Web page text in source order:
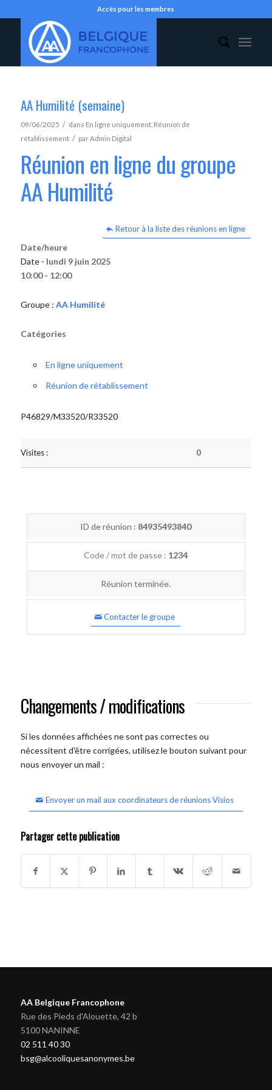
Accès pour les membres
AA Humilité (semaine)
09/06/2025 / dans En ligne uniquement, Réunion de
rétablissement / parAdmin Digital
Réunion en ligne du groupe
AA Humilité
Retour à la liste des réunions en ligne
Date/heure
Date - lundi 9 juin 2025
10:00 - 12:00
Groupe : AA Humilité
Catégories
En ligne uniquement
Réunion de rétablissement
P46829/M33520/R33520
Visites : 0
ID de réunion : 84935493840
Code / mot de passe : 1234
Réunion terminée.
Contacter le groupe
Changements / modifications
Si les données affichées ne sont pas correctes ou
nécessitent d'être corrigées, utilisez le bouton suivant pour
nous envoyer un mail :
Envoyer un mail aux coordinateurs de réunions Visios
Partager cette publication
AA Belgique Francophone
Rue des Pieds d'Alouette, 42 b
5100 NANINNE
02 511 40 30
bsg@alcooliquesanonymes.be